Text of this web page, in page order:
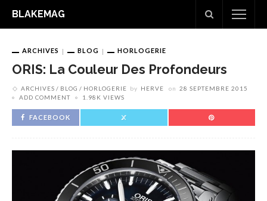
BLAKEMAG
ARCHIVES BLOG HORLOGERIE
ORIS: La Couleur Des Profondeurs
ARCHIVES BLOG HORLOGERIE by HERVE on 28 SEPTEMBRE 2015
ADD COMMENT
1.98K VIEWS
FACEBOOK